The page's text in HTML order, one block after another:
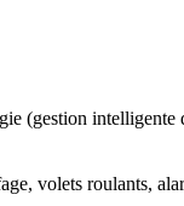
(gestion intelligente
volets roulants,